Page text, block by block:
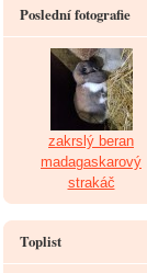
Poslední fotografie
zakrslý beran
madagaskarový
strakáč
Toplist